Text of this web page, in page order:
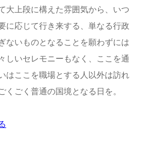
大上段に構えた雰囲気から、いつ
に応じて行き来する、単なる行政
ないものとなることを願わずには
しいセレモニーもなく、ここを通
はここを職場とする人以外は訪れ
くごく普通の国境となる日を。